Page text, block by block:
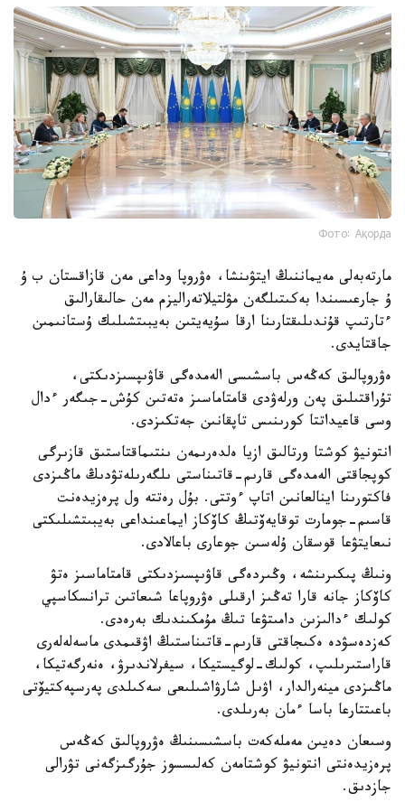
Фото: Ақорда
مارتەبەلى مەيماننىڭ ايتۋىنشا، ەۋروپا وداعى مەن قازاقستان ب ۇ
ۇ جارعىسىندا بەكىتىلگەن مۋلتيلاتەراليزم مەن حالىقارالىق
ءتارتىپ قۇندىلىقتارىنا ارقا سۇيەيتىن بەيبىتشىلىك ۇستانىمىن
جاقتايدى.
ەۋروپالىق كەڭەس باسشىسى الەمدەگى قاۋىپسىزدىكتى،
تۇراقتىلىق پەن ورلەۋدى قامتاماسىز ەتەتىن كۇش-جىگەر ءدال
وسى قاعيداتتا كورىنىس تاپقانىن جەتكىزدى.
انتونيۋ كوشتا ورتالىق ازيا ەلدەرىمەن ىنتىماقتاستىق قازىرگى
كوپجاقتى الەمدەگى قارىم-قاتىناستى ىلگەرىلەتۋدىڭ ماڭىزدى
فاكتورىنا اينالعانىن اتاپ ءوتتى. بۇل رەتتە ول پرەزيدەنت
قاسىم-جومارت توقايەۆتىڭ كاۆكاز ايماعىنداعى بەيبىتشىلىكتى
نىعايتۋعا قوسقان ۇلەسىن جوعارى باعالادى.
ونىڭ پىكىرىنشە، وڭىردەگى قاۋىپسىزدىكتى قامتاماسىز ەتۋ
كاۆكاز جانە قارا تەڭىز ارقىلى ەۋروپاعا شىعاتىن ترانسكاسپي
كولىك ءدالىزىن دامىتۋعا تىڭ مۇمكىندىك بەرەدى.
كەزدەسۋدە ەكىجاقتى قارىم-قاتىناستىڭ اۋقىمدى ماسەلەلەرى
قاراستىرىلىپ، كولىك-لوگيستيكا، سيفرلاندىرۋ، ەنەرگەتيكا،
ماڭىزدى مينەرالدار، اۋىل شارۋاشىلىعى سەكىلدى پەرسپەكتيۆتى
باعىتتارعا باسا ءمان بەرىلدى.
وسىعان دەيىن مەملەكەت باسشىسىنىڭ ەۋروپالىق كەڭەس
پرەزيدەنتى انتونيۋ كوشتامەن كەلىسسوز جۇرگىزگەنى تۋرالى
جازدىق.